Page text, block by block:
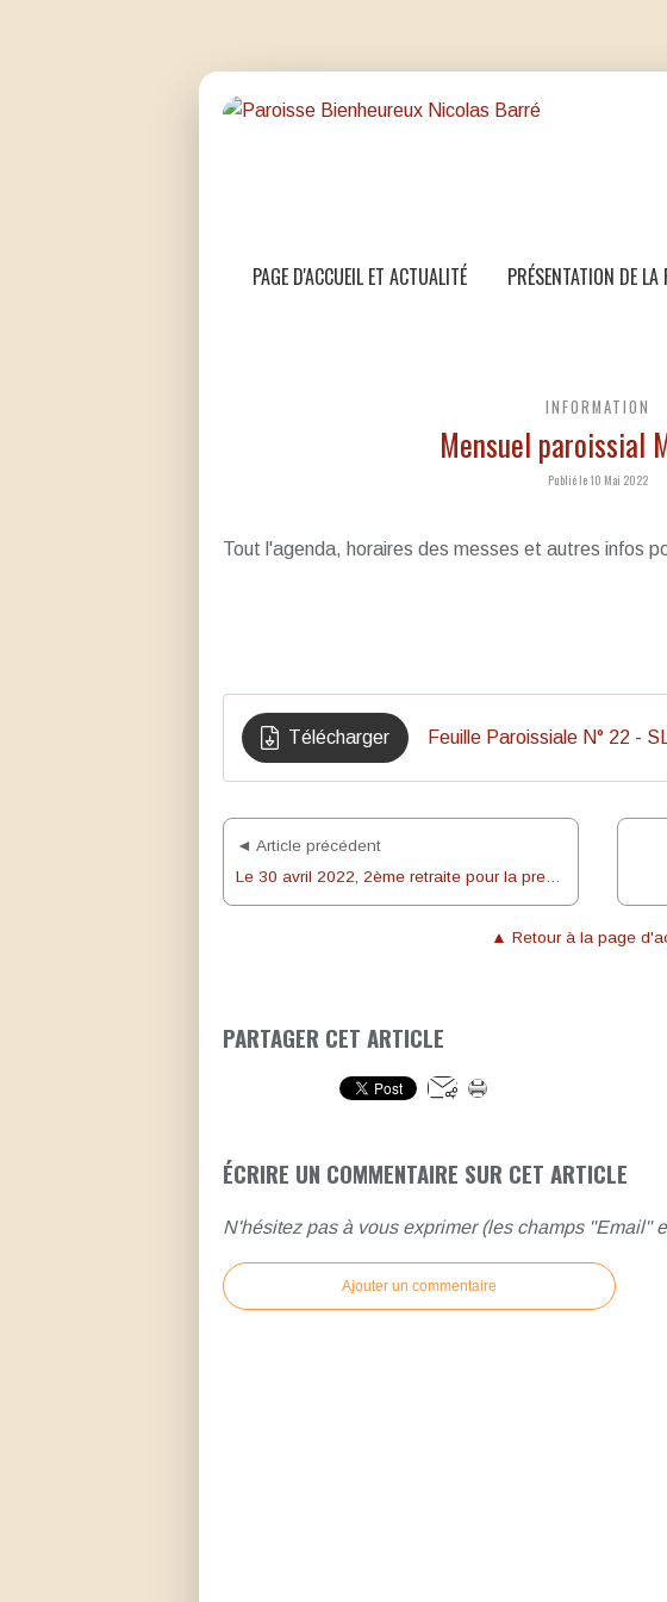
PAGE D'ACCUEIL ET ACTUALITÉ PRÉSENTATION DE LA
INFORMATION
Mensuel paroissial
Publié le 10 Mai 2022
Tout l'agenda, horaires des messes et autres infos
Télécharger Feuille Paroissiale N° 22 -
◄ Article précédent
Le 30 avril 2022, 2ème retraite pour la première communion
▲ Retour à la page
PARTAGER CET ARTICLE
ÉCRIRE UN COMMENTAIRE SUR CET ARTICLE
N'hésitez pas à vous exprimer (les champs "Email"
Ajouter un commentaire